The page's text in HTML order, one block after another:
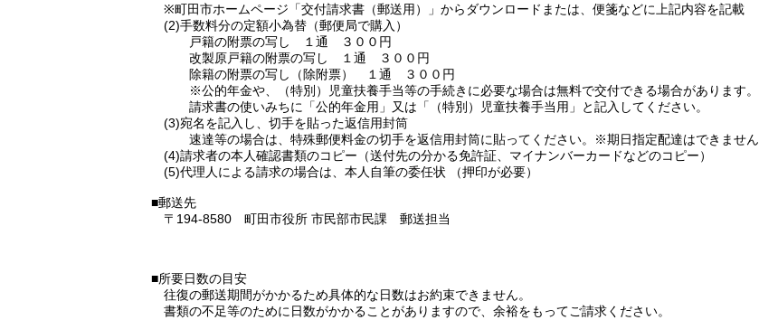
※町田市ホームページ「交付請求書（郵送用）」からダウンロードまたは、便箋などに上記内容を記載
(2)手数料分の定額小為替（郵便局で購入）
戸籍の附票の写し １通 ３００円
改製原戸籍の附票の写し １通 ３００円
除籍の附票の写し（除附票） １通 ３００円
※公的年金や、（特別）児童扶養手当等の手続きに必要な場合は無料で交付できる場合があります。
請求書の使いみちに「公的年金用」又は「（特別）児童扶養手当用」と記入してください。
(3)宛名を記入し、切手を貼った返信用封筒
速達等の場合は、特殊郵便料金の切手を返信用封筒に貼ってください。※期日指定配達はできません
(4)請求者の本人確認書類のコピー（送付先の分かる免許証、マイナンバーカードなどのコピー）
(5)代理人による請求の場合は、本人自筆の委任状 （押印が必要）
■郵送先
〒194-8580 町田市役所 市民部市民課 郵送担当
■所要日数の目安
往復の郵送期間がかかるため具体的な日数はお約束できません。
書類の不足等のために日数がかかることがありますので、余裕をもってご請求ください。